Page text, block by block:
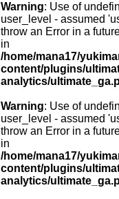
Warning: Use of
user_level - assumed
throw an Error in a
in
/home/mana17/
content/plugins/
analytics/
Warning: Use of
user_level - assumed
throw an Error in a
in
/home/mana17/
content/plugins/
analytics/